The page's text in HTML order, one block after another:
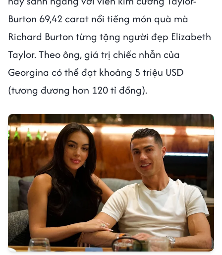
Burton 69,42 carat nổi tiếng món quà mà
Richard Burton từng tặng người đẹp Elizabeth
Taylor. Theo ông, giá trị chiếc nhẫn của
Georgina có thể đạt khoảng 5 triệu USD
(tương đương hơn 120 tỉ đồng).